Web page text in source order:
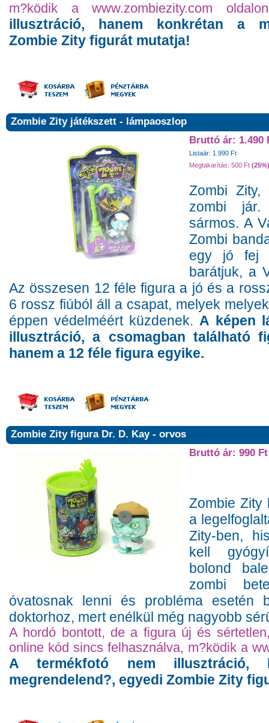
m?ködik a www.zombiezity.com
illusztráció, hanem konkrétan a
Zombie Zity figurát mutatja!
Zombie Zity játékszett - lámpaoszlop
Bruttó ár: 1.490
Listaár: 1.990 Ft
Megtakarítás: 500 Ft (25%)
Zombi
zombi
sármos. A
Zombi
egy jó fej
barátjuk, a
Az összesen 12 féle figura a jó és a
6 rossz fiúból áll a csapat, melyek
éppen védelméért küzdenek. A képen
illusztráció, a csomagban található
hanem a 12 féle figura egyike.
Zombie Zity figura Dr. D. Kay - orvos
Bruttó ár: 990 Ft
Zombie Zity
a
Zity-ben,
kell
bolond
zombi
óvatosnak lenni és probléma esetén
doktorhoz, mert enélkül még nagyobb
A hordó bontott, de a figura új és
online kód sincs felhasználva, m?ködik a
A termékfotó nem illusztráció,
megrendelend?, egyedi Zombie Zity